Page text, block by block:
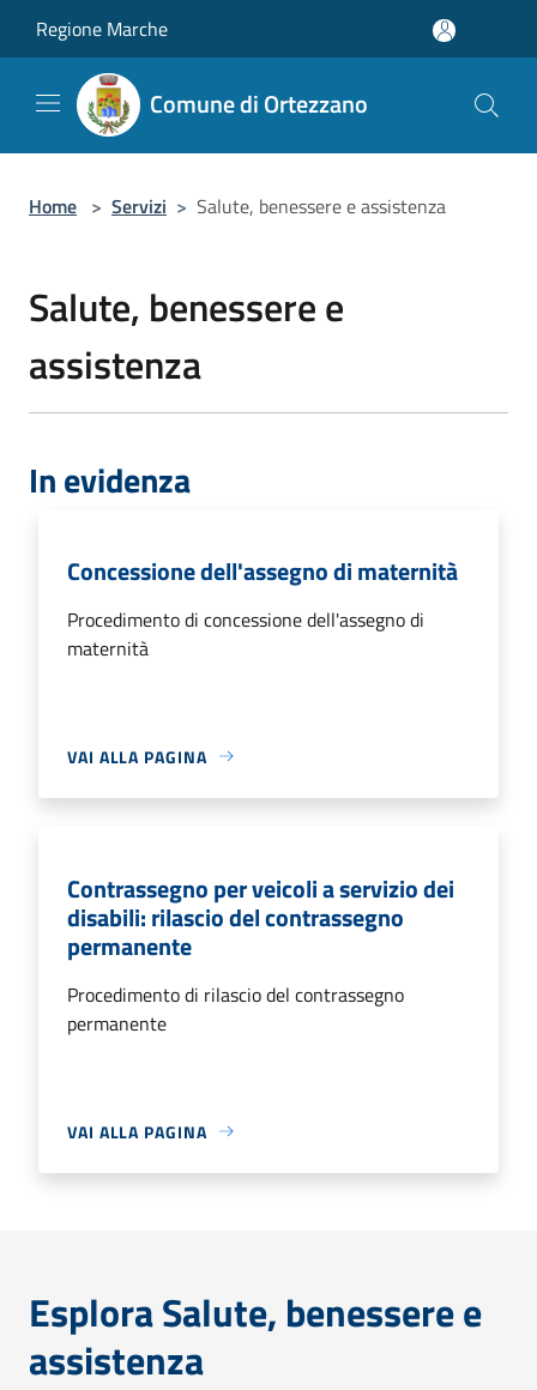
Regione Marche
Comune di Ortezzano
Home > Servizi > Salute, benessere e assistenza
Salute, benessere e
assistenza
In evidenza
Concessione dell'assegno di maternità
Procedimento di concessione dell'assegno di
maternità
VAI ALLA PAGINA
Contrassegno per veicoli a servizio dei
disabili: rilascio del contrassegno
permanente
Procedimento di rilascio del contrassegno
permanente
VAI ALLA PAGINA
Esplora Salute, benessere e
assistenza